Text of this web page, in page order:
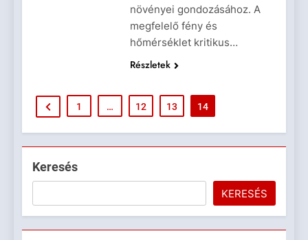
növényei gondozásához. A
megfelelő fény és
hőmérséklet kritikus…
Részletek
1 … 12 13 14
Keresés
KERESÉS